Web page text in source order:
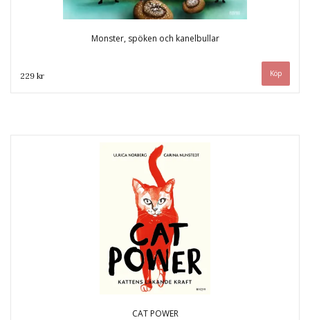
Monster, spöken och kanelbullar
229 kr
CAT POWER